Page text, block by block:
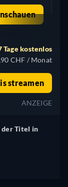
Tage kostenlos
CHF / Monat
streamen
ANZEIGE
der Titel in